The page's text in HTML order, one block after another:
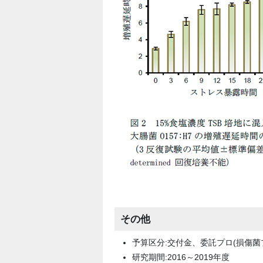
その他
予算区分:交付金、委託プロ(損傷菌
研究期間:2016～2019年度